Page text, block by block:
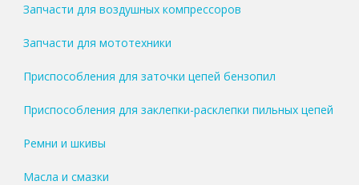
Запчасти для воздушных компрессоров
Запчасти для мототехники
Приспособления для заточки цепей бензопил
Приспособления для заклепки-расклепки пильных цепей
Ремни и шкивы
Масла и смазки